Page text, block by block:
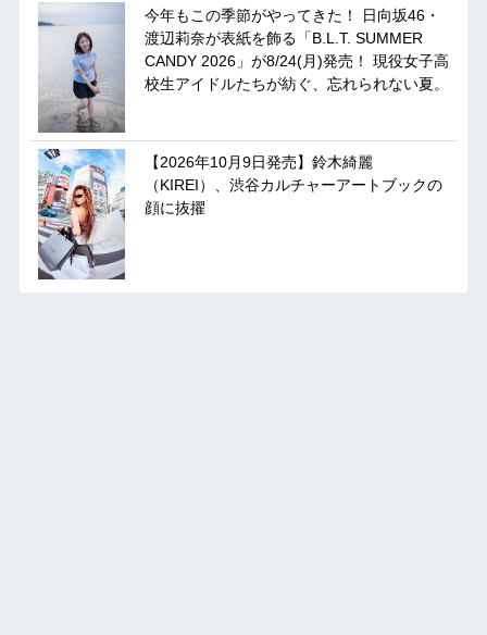
今年もこの季節がやってきた！ 日向坂46・
渡辺莉奈が表紙を飾る「B.L.T. SUMMER
CANDY 2026」が8/24(月)発売！ 現役女子高
校生アイドルたちが紡ぐ、忘れられない夏。
【2026年10月9日発売】鈴木綺麗
（KIREI）、渋谷カルチャーアートブックの
顔に抜擢